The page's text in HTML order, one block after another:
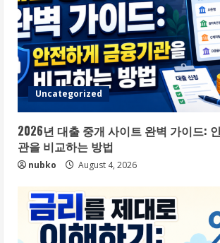
Uncategorized
2026년 대출 중개 사이트 완벽 가이드:
관을 비교하는 방법
nubko August 4, 2026